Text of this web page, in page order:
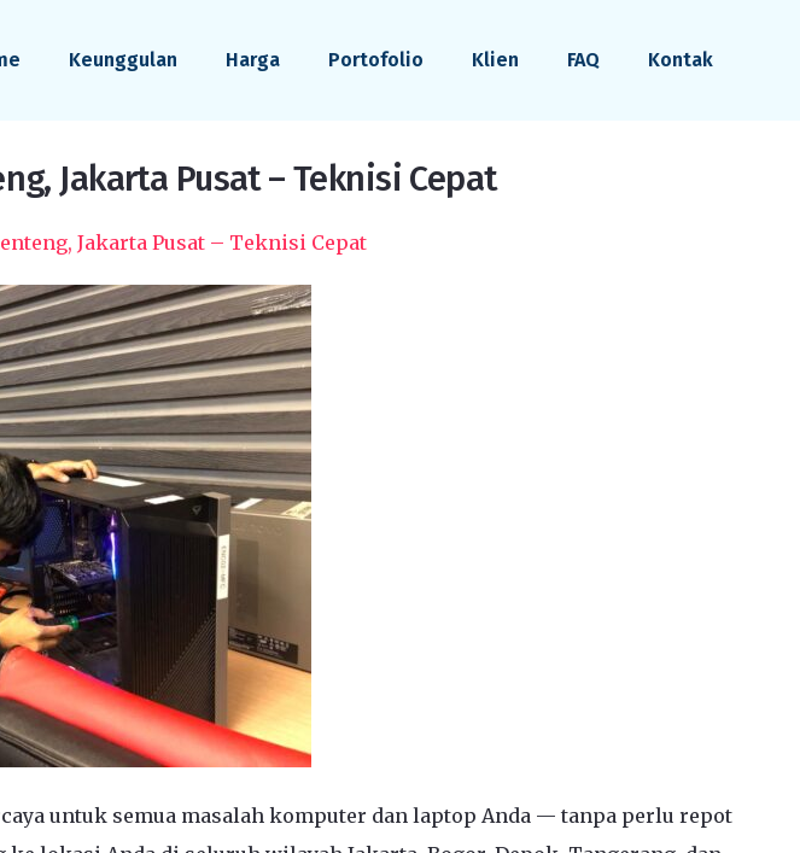
Keunggulan Harga Portofolio Klien FAQ Kontak
Jakarta Pusat – Teknisi Cepat
Jakarta Pusat – Teknisi Cepat
untuk semua masalah komputer dan laptop Anda — tanpa perlu repot